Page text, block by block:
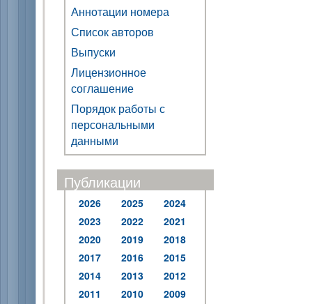
Аннотации номера
Список авторов
Выпуски
Лицензионное
соглашение
Порядок работы с
персональными
данными
Публикации
2026 2025
2024
2023
2022
2021
2020
2019
2018
2017
2016
2015
2014
2013
2012
2011
2010
2009